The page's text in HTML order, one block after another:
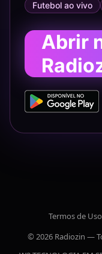
Futebol ao vivo
Abrir
Termos de Uso
© 2026 Radiozin —